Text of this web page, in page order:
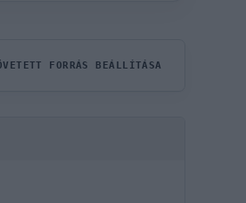
FORRÁS BEÁLLÍTÁSA